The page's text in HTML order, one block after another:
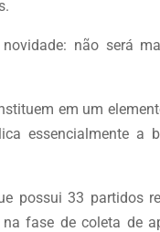
não será
em um
essencialmente a
possui 33 partidos
fase de coleta de